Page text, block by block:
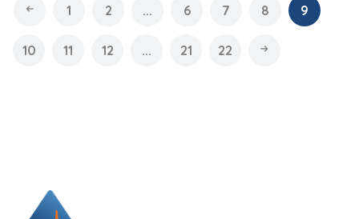
1 2 ... 6 7 8 9
10 11 12 ... 21 22